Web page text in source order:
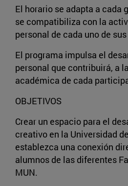
El horario se adapta a cada
se compatibiliza con la
personal de cada uno de
El programa impulsa el
personal que contribuirá, a
académica de cada
OBJETIVOS
Crear un espacio para el
creativo en la Universidad
establezca una conexión
alumnos de las diferentes
MUN.